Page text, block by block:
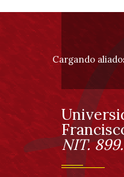
pie
de
página
Cargando
NIT.